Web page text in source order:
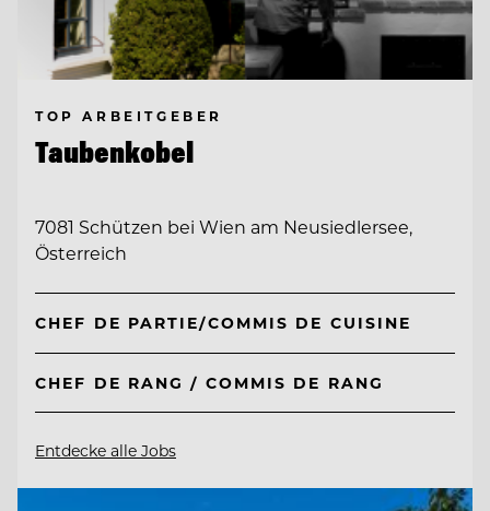
TOP ARBEITGEBER
Taubenkobel
7081 Schützen bei Wien am Neusiedlersee,
Österreich
CHEF DE PARTIE/COMMIS DE CUISINE
CHEF DE RANG / COMMIS DE RANG
Entdecke alle Jobs